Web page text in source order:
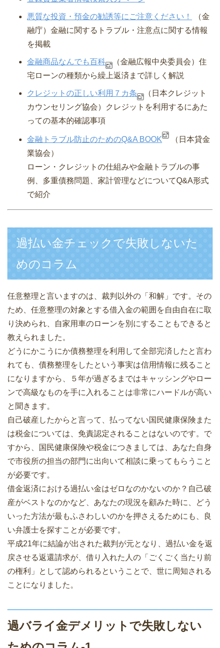
悪質な投資・預金の勧誘等にご注意ください！
（金
融庁）⾦融に関するトラブル・注意点に関する情報
を掲載
金融商品なんでも百科 （金融広報中央委員会） 住
宅ローンの種類から繰上返済まで詳しく解説
クレジットの正しい利用７カ条
（日本クレジット
カウンセリング協会）
クレジットを利用するにあた
っての基本的確認事項
金融トラブル防止のためのQ&A BOOK
（日本貸金
業協会）
ローン・クレジットの仕組みや金融トラブルの事
例、多重債務問題、家計管理などについてQ&A形式
で紹介
過払い金チェックで失敗しないた
めのコラム
任意整理と言いますのは、裁判以外の「和解」です。その
ため、任意整理の対象とする借入金の範囲を自由自在に取
り決められ、自家用車のローンを別にすることもできると
教えられました。
どうにかこうにか債務整理を利用して全部完済したと言わ
れても、債務整理をしたという事実は信用情報に残ること
になりますから、５年が過ぎるまではキャッシングやロー
ンで高級なものを手に入れることは非常にハードルが高い
と聞きます。
自己破産したからと言って、払ってない国民健康保険また
は税金については、免責認定されることはないのです。で
すから、国民健康保険や税金につきましては、あなた自身
で市役所の担当の部門に出向いて相談に乗ってもらうこと
が必要です。
借金返済における過払い金はゼロなのかないのか？自己破
産がベストなのかなど、あなたの現況を顧みた時に、どう
いった方法が最もふさわしいのかを押さえるためにも、良
い弁護士を探すことが必要です。
平成21年に結論が出された裁判が元となり、過払い金を返
戻させる返還請求が、借り入れた人の「ごくごく当たり前
の権利」として認められるということで、世に周知される
ことになりました。
過バライ金デメリットで失敗しない